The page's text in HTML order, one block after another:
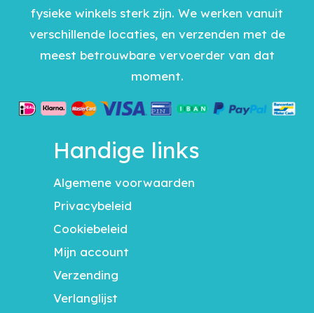
fysieke winkels sterk zijn. We werken vanuit
verschillende locaties, en verzenden met de
meest betrouwbare vervoerder van dat
moment.
Handige links
Algemene voorwaarden
Privacybeleid
Cookiebeleid
Mijn account
Verzending
Verlanglijst